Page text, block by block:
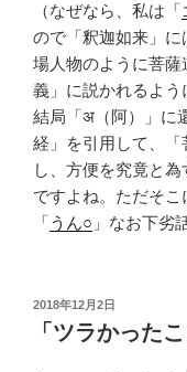
（なぜなら、私は「
ので「釈迦如来」
場人物のように菩
義」に説かれるよう
結局「अ（阿）」に
経」を引用して、「
し、方便を究竟と為
ですよね。ただそ
「うん○ 」なお下劣
投
2018年12月2日
「ツラかったこ